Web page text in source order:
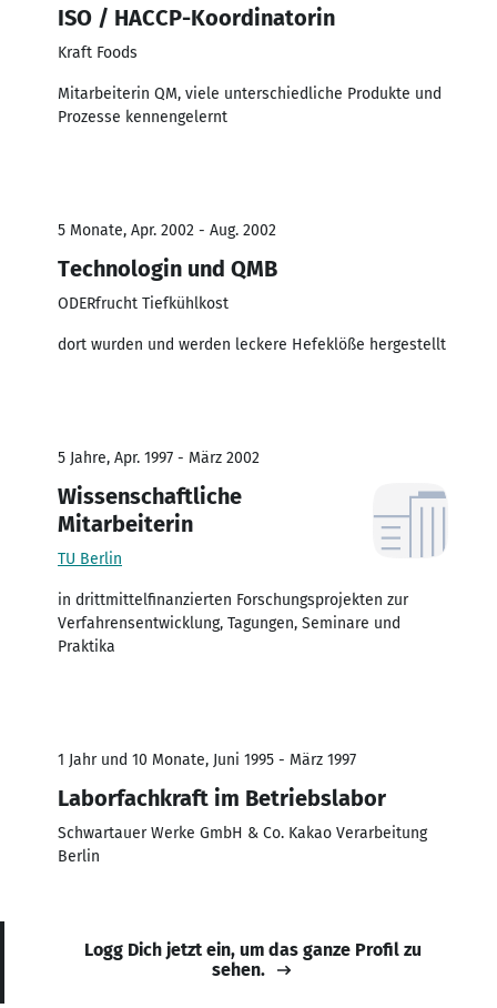
ISO / HACCP-Koordinatorin
Kraft Foods
Mitarbeiterin QM, viele unterschiedliche Produkte und
Prozesse kennengelernt
5 Monate, Apr. 2002 - Aug. 2002
Technologin und QMB
ODERfrucht Tiefkühlkost
dort wurden und werden leckere Hefeklöße hergestellt
5 Jahre, Apr. 1997 - März 2002
Wissenschaftliche
Mitarbeiterin
TU Berlin
in drittmittelfinanzierten Forschungsprojekten zur
Verfahrensentwicklung, Tagungen, Seminare und
Praktika
1 Jahr und 10 Monate, Juni 1995 - März 1997
Laborfachkraft im Betriebslabor
Schwartauer Werke GmbH & Co. Kakao Verarbeitung
Berlin
Logg Dich jetzt ein, um das ganze Profil zu
sehen.